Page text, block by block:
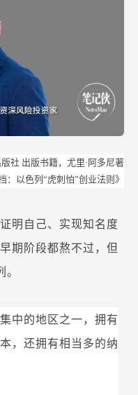
社 出版书籍，尤里·阿多尼著
：以色列“虎刺怕”创业法则》
明自己、实现知名度
期阶段都熬不过，但
中的地区之一，拥有
，还拥有相当多的纳